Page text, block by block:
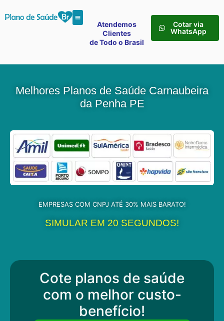
Atendemos
Clientes
de Todo o Brasil
Cotar via
WhatsApp
Melhores Planos de Saúde Carnaubeira
da Penha PE
EMPRESAS COM CNPJ ATÉ 30% MAIS BARATO!
SIMULAR EM 20 SEGUNDOS!
Cote planos de saúde
com o melhor custo-
benefício!